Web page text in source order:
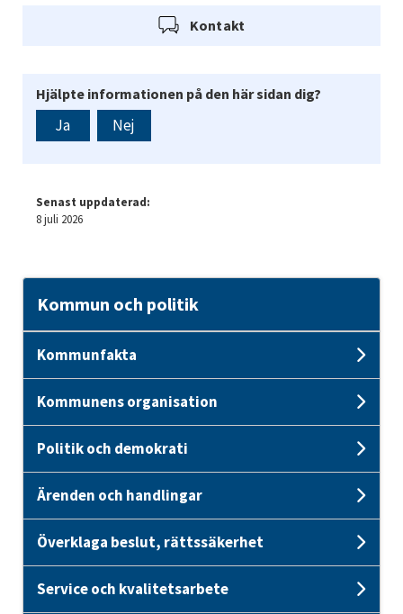
Kontakt
Hjälpte informationen på den här sidan dig?
Ja Nej
Senast uppdaterad:
8 juli 2026
Kommun och politik
Kommunfakta
Kommunens organisation
Politik och demokrati
Ärenden och handlingar
Överklaga beslut, rättssäkerhet
Service och kvalitetsarbete